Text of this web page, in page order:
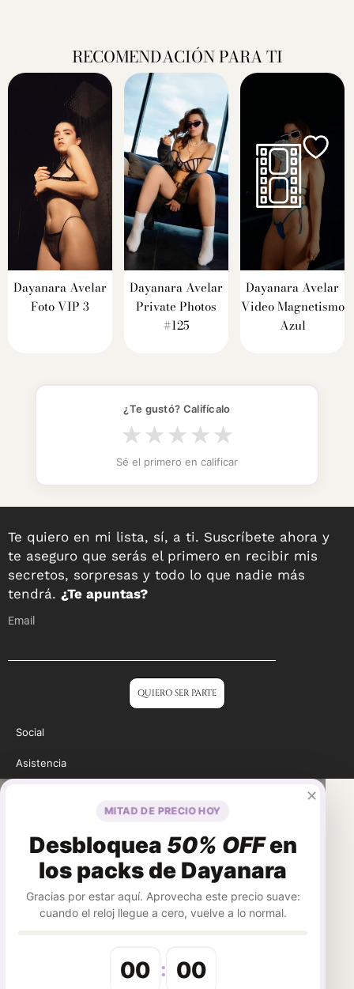
RECOMENDACIÓN PARA TI
Dayanara Avelar
Foto VIP 3
Dayanara Avelar
Private Photos
#125
Dayanara Avelar
Video Magnetismo
Azul
¿Te gustó? Califícalo
★ ★ ★ ★ ★
Sé el primero en calificar
Asistencia
Social
Te quiero en mi lista, sí, a ti. Suscríbete ahora y
te aseguro que serás el primero en recibir mis
secretos, sorpresas y todo lo que nadie más
tendrá. ¿Te apuntas?
Email
QUIERO SER PARTE
✕
MITAD DE PRECIO HOY
Desbloquea 50% OFFen
los packs de Dayanara
Gracias por estar aquí. Aprovecha este precio suave:
cuando el reloj llegue a cero, vuelve a lo normal.
00 : 00